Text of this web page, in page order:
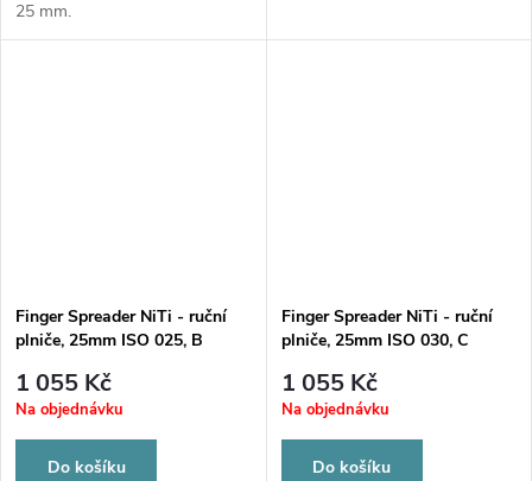
25 mm.
Finger Spreader NiTi - ruční
plniče, 25mm ISO 025, B
1 055 Kč
Na objednávku
Do košíku
Finger Spreader NiTi - ruční
plniče, 25mm ISO 030, C
1 055 Kč
Na objednávku
Do košíku